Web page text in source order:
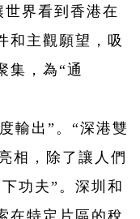
界看到香港在
和主觀願望，吸
集，為“通
輸出”。“深港雙
相，除了讓人們
功夫”。深圳和